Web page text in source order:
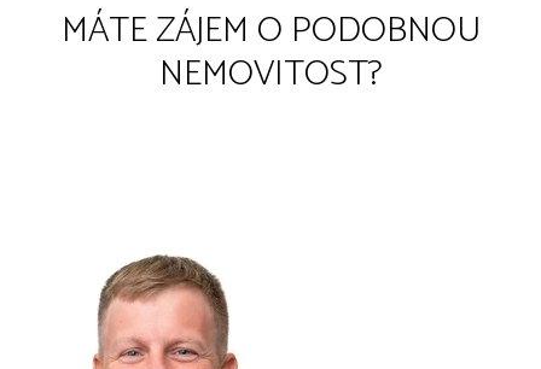
MÁTE ZÁJEM O PODOBNOU
NEMOVITOST?